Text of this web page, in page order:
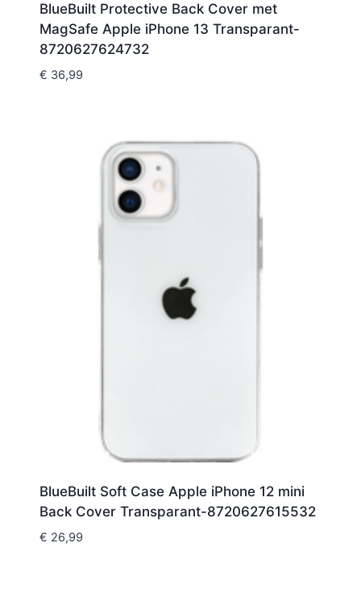
BlueBuilt Protective Back Cover met
MagSafe Apple iPhone 13 Transparant-
8720627624732
€ 36,99
BlueBuilt Soft Case Apple iPhone 12 mini
Back Cover Transparant-8720627615532
€ 26,99